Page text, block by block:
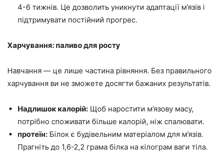
4-6 тижнів. Це дозволить уникнути адаптації м’язів і
підтримувати постійний прогрес.
Харчування: паливо для росту
Навчання — це лише частина рівняння. Без правильного
харчування ви не зможете досягти бажаних результатів.
Надлишок калорій: Щоб наростити м’язову масу,
потрібно споживати більше калорій, ніж спалювати.
протеїн: Білок є будівельним матеріалом для м’язів.
Прагніть до 1,6-2,2 грама білка на кілограм ваги тіла.